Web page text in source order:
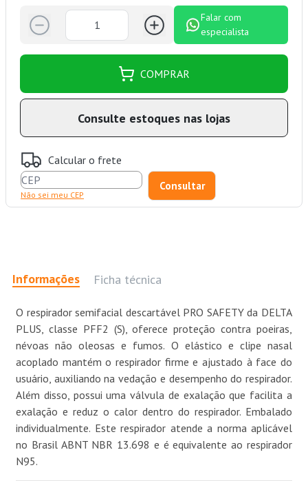
Falar com
especialista
COMPRAR
Consulte estoques nas lojas
Calcular o frete
Não sei meu CEP
Informações Ficha técnica
O respirador semifacial descartável PRO SAFETY da DELTA
PLUS, classe PFF2 (S), oferece proteção contra poeiras,
névoas não oleosas e fumos. O elástico e clipe nasal
acoplado mantém o respirador firme e ajustado à face do
usuário, auxiliando na vedação e desempenho do respirador.
Além disso, possui uma válvula de exalação que facilita a
exalação e reduz o calor dentro do respirador. Embalado
individualmente. Este respirador atende a norma aplicável
no Brasil ABNT NBR 13.698 e é equivalente ao respirador
N95.